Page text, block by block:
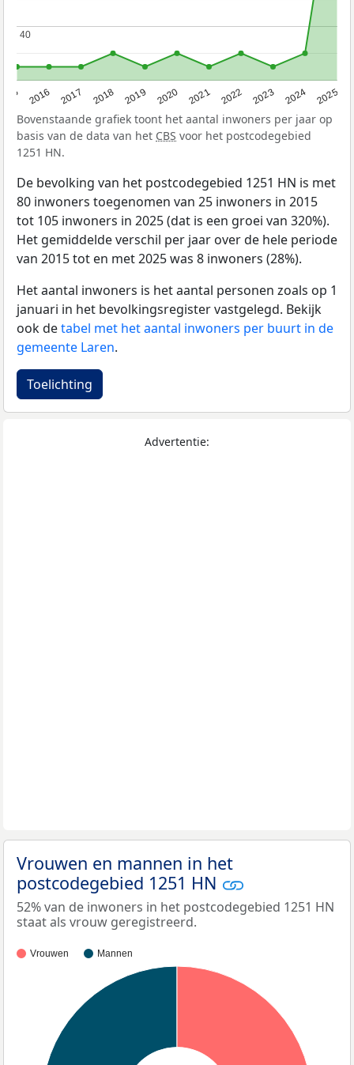
2016 2017 2018 2019 2020 2021 2022 2023 2024 2025
40
40
Bovenstaande grafiek toont het aantal inwoners per jaar op
basis van de data van het CBS voor het postcodegebied
1251 HN.
De bevolking van het postcodegebied 1251 HN is met
80 inwoners toegenomen van 25 inwoners in 2015
tot 105 inwoners in 2025 (dat is een groei van 320%).
Het gemiddelde verschil per jaar over de hele periode
van 2015 tot en met 2025 was 8 inwoners (28%).
Het aantal inwoners is het aantal personen zoals op 1
januari in het bevolkingsregister vastgelegd. Bekijk
ook detabel met het aantal inwoners per buurt in de
gemeente Laren.
Toelichting
Advertentie:
Vrouwen en mannen in het
postcodegebied 1251 HN
52% van de inwoners in het postcodegebied 1251 HN
staat als vrouw geregistreerd.
Vrouwen Mannen